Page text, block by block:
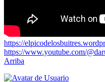
https://
https://www.youtube.com/
Arriba